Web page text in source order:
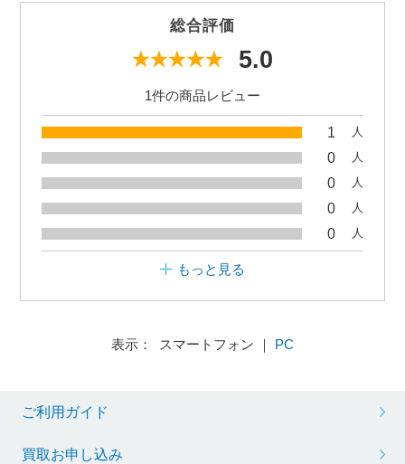
総合評価
5.0
1件の商品レビュー
1 人
0 人
0 人
0 人
0 人
もっと見る
表示： スマートフォン ｜ PC
ご利用ガイド
買取お申し込み